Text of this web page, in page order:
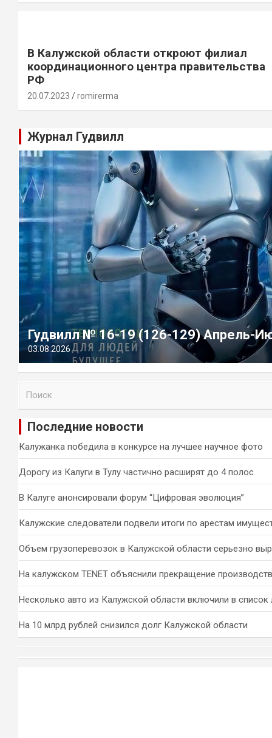
В Калужской области откроют филиал
координационного центра правительства
РФ
20.07.2023 romirerma
Журнал Гудвилл
Гудвилл № 16-19 (126-129) Апрель-
03.08.2026
и
Последние новости
Калужанка победила в конкурсе на лучшее научное фото
Дорогу из Калуги в Тулу частично расширят до 4 полос
В Калуге анонсировали форум “Цифровая эволюция”
Калужские следователи подвели итоги по арестам
Объем грузоперевозок в Калужской области серьезно
На калужском TENET объяснили прекращение
Несколько авто из Калужской области включили в список
На 10 млрд рублей снизился долг Калужской области